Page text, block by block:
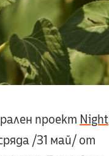
проект Night
/31 май/ от